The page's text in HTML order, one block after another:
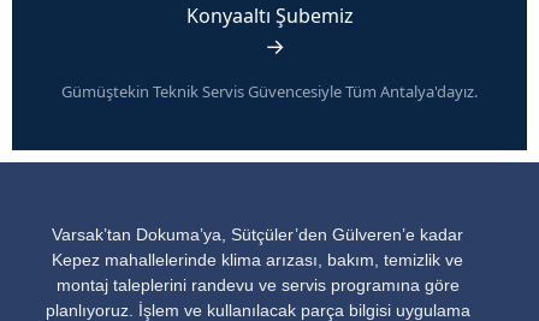
Konyaaltı Şubemiz
→
Gümüştekin Teknik Servis Güvencesiyle Tüm Antalya'dayız.
Varsak’tan Dokuma’ya, Sütçüler’den Gülveren’e kadar
Kepez mahallelerinde klima arızası, bakım, temizlik ve
montaj taleplerini randevu ve servis programına göre
planlıyoruz. İşlem ve kullanılacak parça bilgisi uygulama